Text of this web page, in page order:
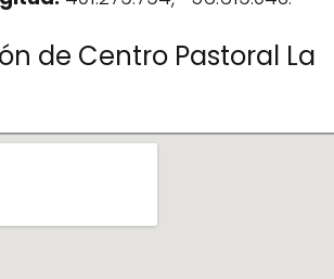
de Centro Pastoral La